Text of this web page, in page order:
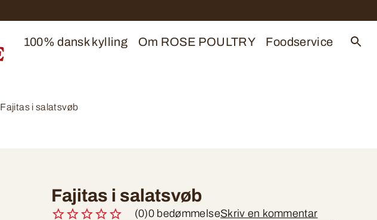
100% dansk kylling Om ROSE POULTRY Foodservice
Fajitas i salatsvøb
Fajitas i salatsvøb
(0)0 bedømmelseSkriv en kommentar